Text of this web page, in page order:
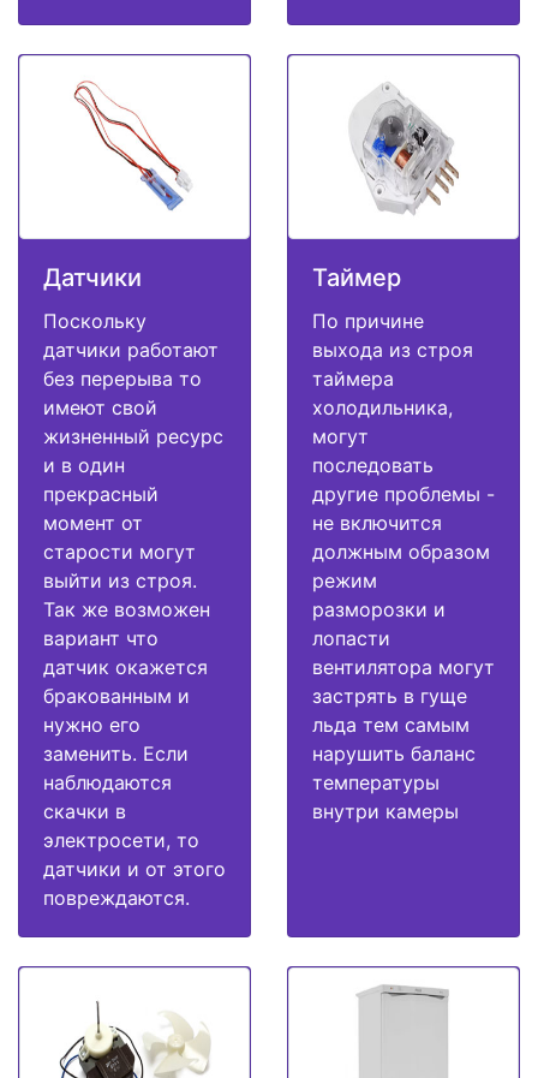
Датчики
Поскольку
датчики работают
без перерыва то
имеют свой
жизненный ресурс
и в один
прекрасный
момент от
старости могут
выйти из строя.
Так же возможен
вариант что
датчик окажется
бракованным и
нужно его
заменить. Если
наблюдаются
скачки в
электросети, то
датчики и от этого
повреждаются.
Таймер
По причине
выхода из строя
таймера
холодильника,
могут
последовать
другие проблемы -
не включится
должным образом
режим
разморозки и
лопасти
вентилятора могут
застрять в гуще
льда тем самым
нарушить баланс
температуры
внутри камеры